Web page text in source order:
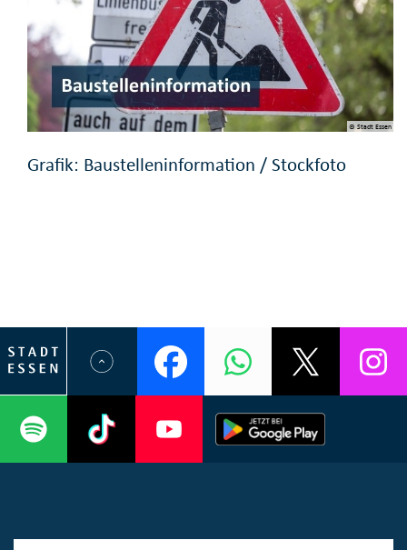
© Stadt Essen
Grafik: Baustelleninformation / Stockfoto